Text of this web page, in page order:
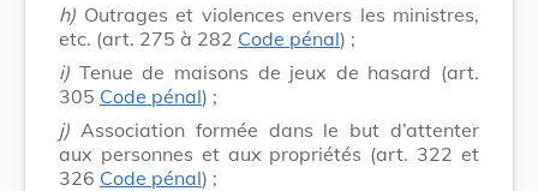
h) Outrages et violences envers les ministres,
etc. (art. 275 à 282 Code pénal) ;
i) Tenue de maisons de jeux de hasard (art.
305 Code pénal) ;
j) Association formée dans le but d’attenter
aux personnes et aux propriétés (art. 322 et
326 Code pénal) ;